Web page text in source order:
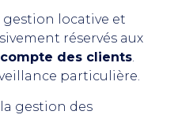
gestion locative et
réservés aux
des clients.
particulière.
gestion des